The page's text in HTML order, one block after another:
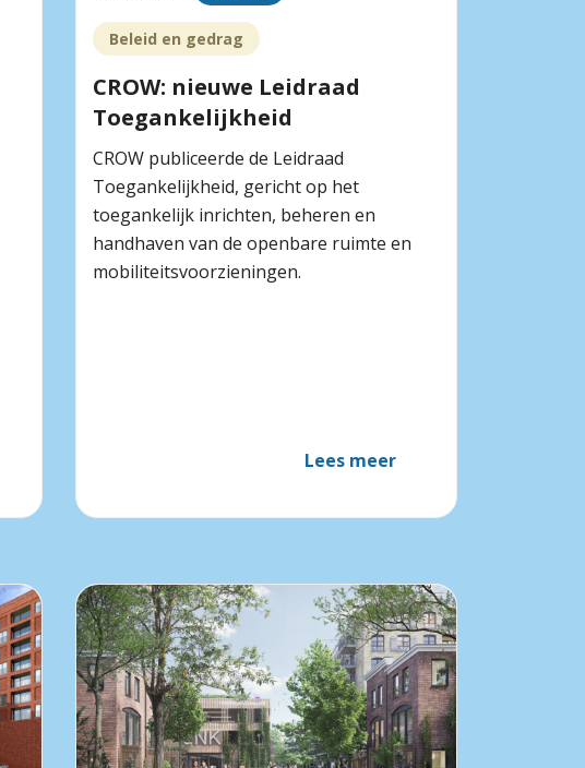
Beleid en gedrag
CROW: nieuwe Leidraad
Toegankelijkheid
CROW publiceerde de Leidraad
Toegankelijkheid, gericht op het
toegankelijk inrichten, beheren en
handhaven van de openbare ruimte en
mobiliteitsvoorzieningen.
Lees meer